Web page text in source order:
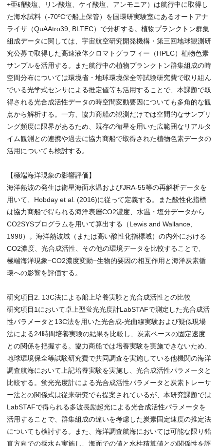
+亜硝酸塩、リン酸塩、ケイ酸塩、アンモニア）は航行中に取得し
た海水試料（-70ºCで船上保管）を国環研実験室にあるオートアナ
ライザ（QuAAtro39, BLTEC）で分析する。植物プランクトン群集
組成データに関しては、宇宙航空研究開発機構・第三回地球観測研
究公募で取得した高速液体クロマトグラフィー（HPLC）植物色素
サンプルを活用する。また航行中の植物プランクトン群集組成の時
空間分布については環境省・地球環境保全等試験研究費で取り組ん
でいる光学式センサによる推定値等も活用することで、本課題で取
得される光合成活性データの時空間変動要因についても多角的な観
点から解析する。一方、協力商船の観測だけでは空間的なサンプリ
ング頻度に限界があるため、既存の衛星を用いた広範囲なリアルタ
イム観測との連携や過去に協力商船で取得された植物色素データの
活用についても検討する。
【極端海洋現象の影響評価】
海洋熱波の発生は衛星海面水温およびJRA-55等の再解析データを
用いて、Hobday et al. (2016)に従って定義する。また酸性化指標
は協力商船で得られる海洋表層CO2濃度、水温・塩分データから
CO2SYSプログラムを用いて算出する（Lewis and Wallance,
1998）。海洋熱波域（または高い酸性化指標域）の内外における
CO2濃度、光合成活性、その他の環境データを比較することで、
極端海洋現象−CO2濃度変動−生物的要因の相互作用と海洋炭素循
環への影響を評価する。
研究項目2. 13C法による船上培養実験と光合成活性との比較
研究項目1において卓上型蛍光光度計LabSTAFで測定した光合成活
性パラメータと13C法を用いた光合成-光曲線実験および疑似現場
法による24時間培養実験の結果を比較し、炭素ベースの固定速度
との関係を把握する。協力商船では培養実験を実施できないため、
地球環境保全等試験研究費で共同調査を実施している他機関の海洋
調査航海において上記培養実験を実施し、光合成活性パラメータと
比較する。蛍光光度計による光合成活性パラメータと炭素トレーサ
ー法との関係式は従来研究でも提案されているが、本研究課題では
LabSTAFで得られる多波長励起光による光合成活性パラメータを
活用することで、群集組成の違いを考慮した炭素固定速度の推定法
についても検討する。また、海洋調査航海においては可能な限り鉛
直方向での採水も実施し、海面での値と水柱積算値との関係性を評